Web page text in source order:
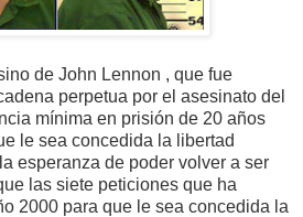
de John Lennon , que fue
perpetua por el asesinato del
mínima en prisión de 20 años
le sea concedida la libertad
esperanza de poder volver a ser
las siete peticiones que ha
2000 para que le sea concedida la